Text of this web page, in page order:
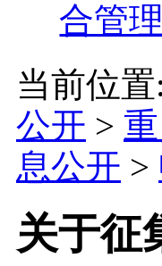
合管
当前位置:
公开 >
息公开 >
关于征